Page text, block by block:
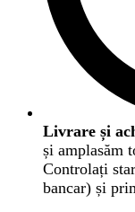
Livrare și
și amplasăm
Controlați
bancar) și